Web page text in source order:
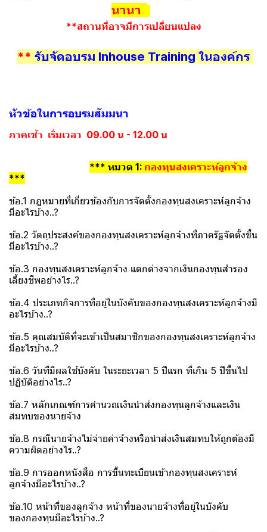
นานา
**สถานที่อาจมีการเปลี่ยนแปลง
** รับจัดอบรม Inhouse Training ในองค์กร
หัวข้อในการอบรมสัมมนา
ภาคเช้า เริ่มเวลา 09.00 น - 12.00 น
*** หมวด 1: กองทุนสงเคราะห์ลูกจ้าง
***
ข้อ.1 กฎหมายที่เกี่ยวข้องกับการจัดตั้งกองทุนสงเคราะห์ลูกจ้าง
มีอะไรบ้าง..?
ข้อ.2 วัตถุประสงค์ของกองทุนสงเคราะห์ลูกจ้างที่ภาครัฐจัดตั้งขึ้น
มีอะไรบ้าง..?
ข้อ.3 กองทุนสงเคราะห์ลูกจ้าง แตกต่างจากเงินกองทุนสำรอง
เลี้ยงชีพอย่างไร..?
ข้อ.4 ประเภทกิจการที่อยู่ในบังคับของกองทุนสงเคราะห์ลูกจ้างมี
อะไรบ้าง..?
ข้อ.5 คุณสมบัติที่จะเข้าเป็นสมาชิกของกองทุนสงเคราะห์ลูกจ้าง
มีอะไรบ้าง..?
ข้อ.6 วันที่มีผลใช้บังคับ ในระยะเวลา 5 ปีแรก ที่เกิน 5 ปีขึ้นไป
ปฏิบัติอย่างไร..?
ข้อ.7 หลักเกณฑ์การคำนวณเงินนำส่งกองทุนลูกจ้างและเงิน
สมทบของนายจ้าง
ข้อ.8 กรณีนายจ้างไม่จ่ายค่าจ้างหรือนำส่งเงินสมทบให้ถูกต้องมี
ความผิดอย่างไร..?
ข้อ.9 การออกหนังสือ การขึ้นทะเบียนเข้ากองทุนสงเคราะห์
ลูกจ้างมีอะไรบ้าง..?
ข้อ.10 หน้าที่ของลูกจ้าง หน้าที่ของนายจ้างที่อยู่ในบังคับ
ของกองทุนมีอะไรบ้าง..?